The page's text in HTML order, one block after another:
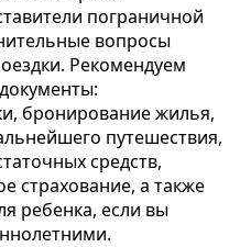
пограничной
вопросы
Рекомендуем
бронирование жилья,
путешествия,
средств,
страхование, а также
ребенка, если вы